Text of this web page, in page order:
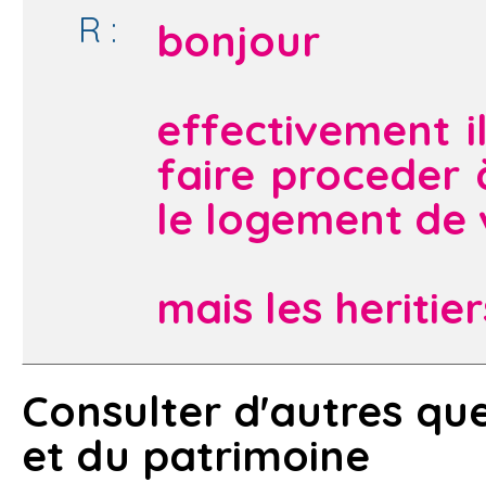
R :
bonjour
effectivement
faire proceder
le logement de
mais les
Consulter d'autres
et du patrimoine